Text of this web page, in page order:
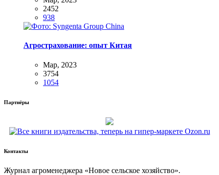
2452
938
Агрострахование: опыт Китая
Мар, 2023
3754
1054
Партнёры
Контакты
Жур­нал агро­ме­не­дже­ра «Новое сель­ское хозяйство».